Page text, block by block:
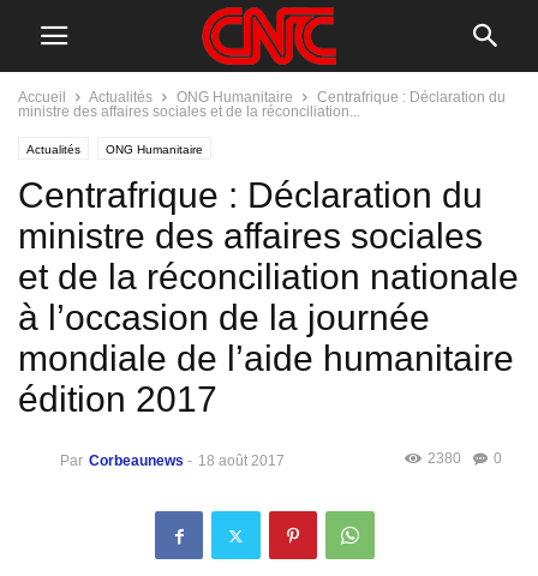
Accueil Actualités ONG Humanitaire
Centrafrique : Déclaration du
ministre des affaires sociales et de la réconciliation...
Actualités ONG Humanitaire
Centrafrique : Déclaration du
ministre des affaires sociales
et de la réconciliation nationale
à l’occasion de la journée
mondiale de l’aide humanitaire
édition 2017
Par Corbeaunews - 18 août 2017 0
2380